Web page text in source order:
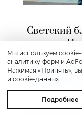
Светский
Мы используем
аналитику форм и
Нажимая «Принять»,
и cookie-данных.
Подробнее